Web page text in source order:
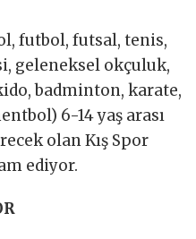
futbol, futsal, tenis,
geleneksel okçuluk,
badminton, karate,
6-14 yaş arası
olan Kış Spor
ediyor.